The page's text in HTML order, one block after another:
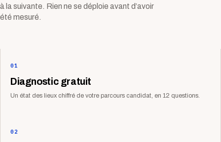
à la suivante. Rien ne se déploie avant d’avoir
été mesuré.
01
Diagnostic gratuit
Un état des lieux chiffré de votre parcours candidat, en 12 questions.
02